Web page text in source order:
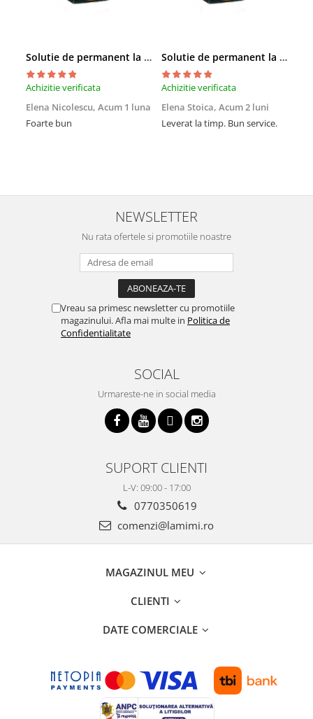
Solutie de permanent la rece Neofix 100ml
Achizitie verificata
Elena Nicolescu, Acum 1 luna
Foarte bun
Solutie de permanent la rece Neofix 100ml
Achizitie verificata
Elena Stoica, Acum 2 luni
Leverat la timp. Bun service.
NEWSLETTER
Nu rata ofertele si promotiile noastre
Vreau sa primesc newsletter cu promotiile
magazinului. Afla mai multe in Politica de
Confidentialitate
SOCIAL
Urmareste-ne in social media
SUPORT CLIENTI
L-V: 09:00 - 17:00
0770350619
comenzi@lamimi.ro
MAGAZINUL MEU
CLIENTI
DATE COMERCIALE